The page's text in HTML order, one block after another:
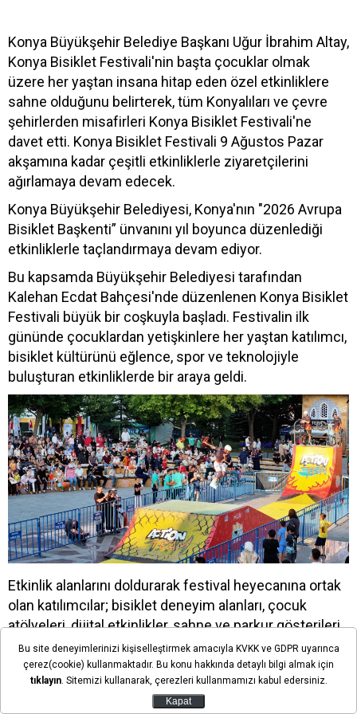
Konya Büyükşehir Belediye Başkanı Uğur İbrahim Altay,
Konya Bisiklet Festivali'nin başta çocuklar olmak
üzere her yaştan insana hitap eden özel etkinliklere
sahne olduğunu belirterek, tüm Konyalıları ve çevre
şehirlerden misafirleri Konya Bisiklet Festivali'ne
davet etti. Konya Bisiklet Festivali 9 Ağustos Pazar
akşamına kadar çeşitli etkinliklerle ziyaretçilerini
ağırlamaya devam edecek.
Konya Büyükşehir Belediyesi, Konya'nın "2026 Avrupa
Bisiklet Başkenti” ünvanını yıl boyunca düzenlediği
etkinliklerle taçlandırmaya devam ediyor.
Bu kapsamda Büyükşehir Belediyesi tarafından
Kalehan Ecdat Bahçesi'nde düzenlenen Konya Bisiklet
Festivali büyük bir coşkuyla başladı. Festivalin ilk
gününde çocuklardan yetişkinlere her yaştan katılımcı,
bisiklet kültürünü eğlence, spor ve teknolojiyle
buluşturan etkinliklerde bir araya geldi.
Etkinlik alanlarını doldurarak festival heyecanına ortak
olan katılımcılar; bisiklet deneyim alanları, çocuk
atölyeleri, dijital etkinlikler, sahne ve parkur gösterileri
ile sosyal sorumluluk alanlarında keyifli vakit geçirdi.
Günün sonunda gerçekleştirilen drone gösterisi ile su
perdesi ve bisiklet video mapping gösterileri de
Bu site deneyimlerinizi kişiselleştirmek amacıyla KVKK ve GDPR uyarınca
çerez(cookie) kullanmaktadır. Bu konu hakkında detaylı bilgi almak için
tıklayın. Sitemizi kullanarak, çerezleri kullanmamızı kabul edersiniz.
Kapat